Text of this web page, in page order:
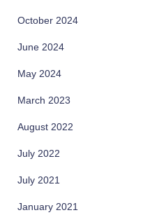
October 2024
June 2024
May 2024
March 2023
August 2022
July 2022
July 2021
January 2021